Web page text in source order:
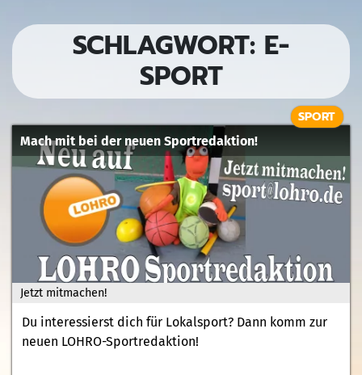
SCHLAGWORT: E-
SPORT
Jetzt mitmachen!
Mach mit bei der neuen Sportredaktion!
SPORT
Du interessierst dich für Lokalsport? Dann komm zur
neuen LOHRO-Sportredaktion!